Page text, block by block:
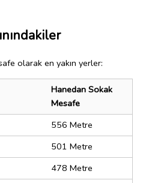
olarak en yakın yerler:
Hanedan Sokak
Mesafe
556 Metre
501 Metre
478 Metre